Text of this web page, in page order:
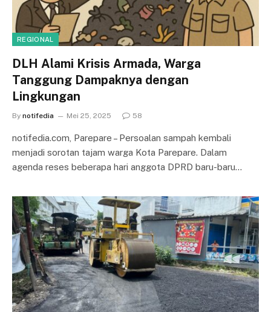
REGIONAL
DLH Alami Krisis Armada, Warga
Tanggung Dampaknya dengan
Lingkungan
By notifedia Mei 25, 2025 58
notifedia.com, Parepare – Persoalan sampah kembali
menjadi sorotan tajam warga Kota Parepare. Dalam
agenda reses beberapa hari anggota DPRD baru-baru…